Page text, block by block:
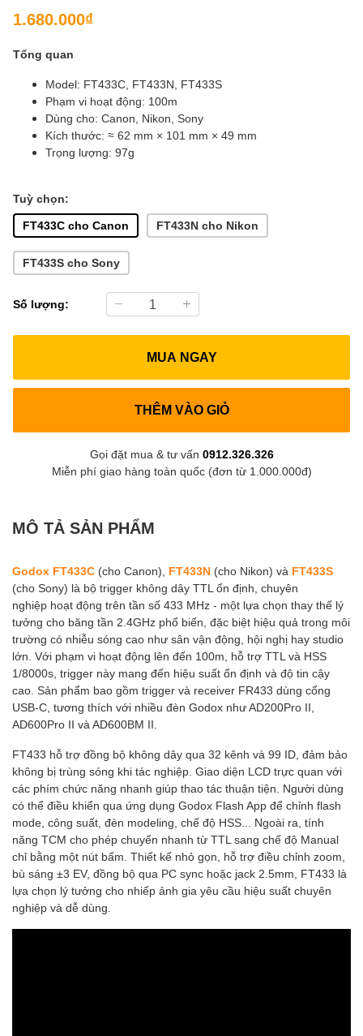
1.680.000₫
Tổng quan
Model: FT433C, FT433N, FT433S
Phạm vi hoạt động: 100m
Dùng cho: Canon, Nikon, Sony
Kích thước: ≈ 62 mm × 101 mm × 49 mm
Trọng lượng: 97g
Tuỳ chọn:
FT433C cho Canon
FT433N cho Nikon
FT433S cho Sony
Số lượng:
MUA NGAY
THÊM VÀO GIỎ
Gọi đặt mua & tư vấn 0912.326.326
Miễn phí giao hàng toàn quốc (đơn từ 1.000.000đ)
MÔ TẢ SẢN PHẨM
Godox FT433C (cho Canon), FT433N (cho Nikon) và FT433S
(cho Sony) là bộ trigger không dây TTL ổn định, chuyên
nghiệp hoạt động trên tần số 433 MHz - một lựa chọn thay thế lý
tưởng cho băng tần 2.4GHz phổ biến, đặc biệt hiệu quả trong môi
trường có nhiễu sóng cao như sân vận động, hội nghị hay studio
lớn. Với phạm vi hoạt động lên đến 100m, hỗ trợ TTL và HSS
1/8000s, trigger này mang đến hiệu suất ổn định và độ tin cậy
cao. Sản phẩm bao gồm trigger và receiver FR433 dùng cổng
USB-C, tương thích với nhiều đèn Godox như AD200Pro II,
AD600Pro II và AD600BM II.
FT433 hỗ trợ đồng bộ không dây qua 32 kênh và 99 ID, đảm bảo
không bị trùng sóng khi tác nghiệp. Giao diện LCD trực quan với
các phím chức năng nhanh giúp thao tác thuận tiện. Người dùng
có thể điều khiển qua ứng dụng Godox Flash App để chỉnh flash
mode, công suất, đèn modeling, chế độ HSS... Ngoài ra, tính
năng TCM cho phép chuyển nhanh từ TTL sang chế độ Manual
chỉ bằng một nút bấm. Thiết kế nhỏ gọn, hỗ trợ điều chỉnh zoom,
bù sáng ±3 EV, đồng bộ qua PC sync hoặc jack 2.5mm, FT433 là
lựa chọn lý tưởng cho nhiếp ảnh gia yêu cầu hiệu suất chuyên
nghiệp và dễ dùng.